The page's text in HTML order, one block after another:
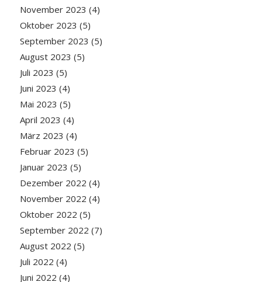
November 2023 (4)
Oktober 2023 (5)
September 2023 (5)
August 2023 (5)
Juli 2023 (5)
Juni 2023 (4)
Mai 2023 (5)
April 2023 (4)
März 2023 (4)
Februar 2023 (5)
Januar 2023 (5)
Dezember 2022 (4)
November 2022 (4)
Oktober 2022 (5)
September 2022 (7)
August 2022 (5)
Juli 2022 (4)
Juni 2022 (4)